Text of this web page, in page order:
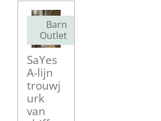
Barn
Outlet
SaYes
A-lijn
trouwj
urk
van